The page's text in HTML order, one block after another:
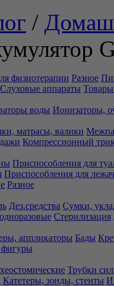
/
физиотерапии Разное
Слуховые аппараты Товары
воды Ионизаторы,
матрасы, валики
Компрессионный
Приспособления для
Приспособления для
Разное
Дез.средства Сумки,
Стерилизация
аппликаторы Бады
фигуры
Трубки
Катетеры, зонды, стенты